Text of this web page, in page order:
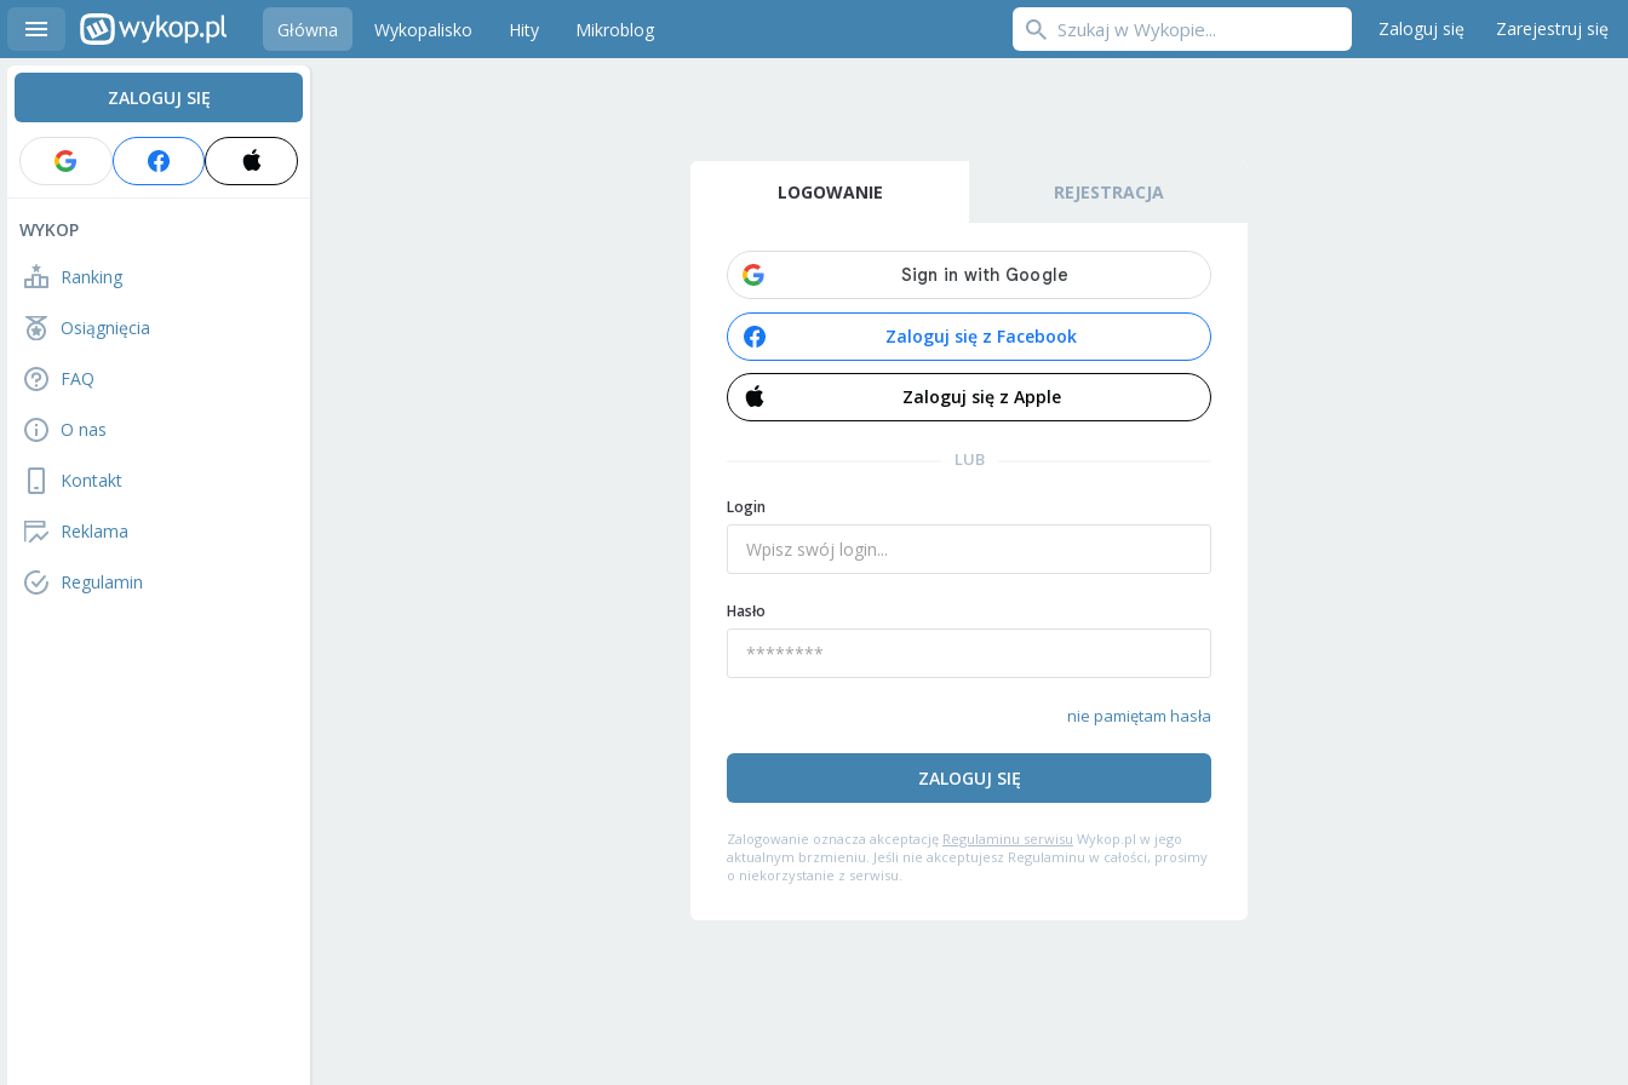
Główna Wykopalisko Hity Mikroblog Zaloguj się Zarejestruj się
ZALOGUJ SIĘ
WYKOP
Ranking
Osiągnięcia
FAQ
O nas
Kontakt
Reklama
Regulamin
LOGOWANIE REJESTRACJA
Zaloguj się z Facebook
Zaloguj się z Apple
LUB
Login
Hasło
nie pamiętam hasła
ZALOGUJ SIĘ
Zalogowanie oznacza akceptację Regulaminu serwisu Wykop.pl w jego
aktualnym brzmieniu. Jeśli nie akceptujesz Regulaminu w całości, prosimy
o niekorzystanie z serwisu.